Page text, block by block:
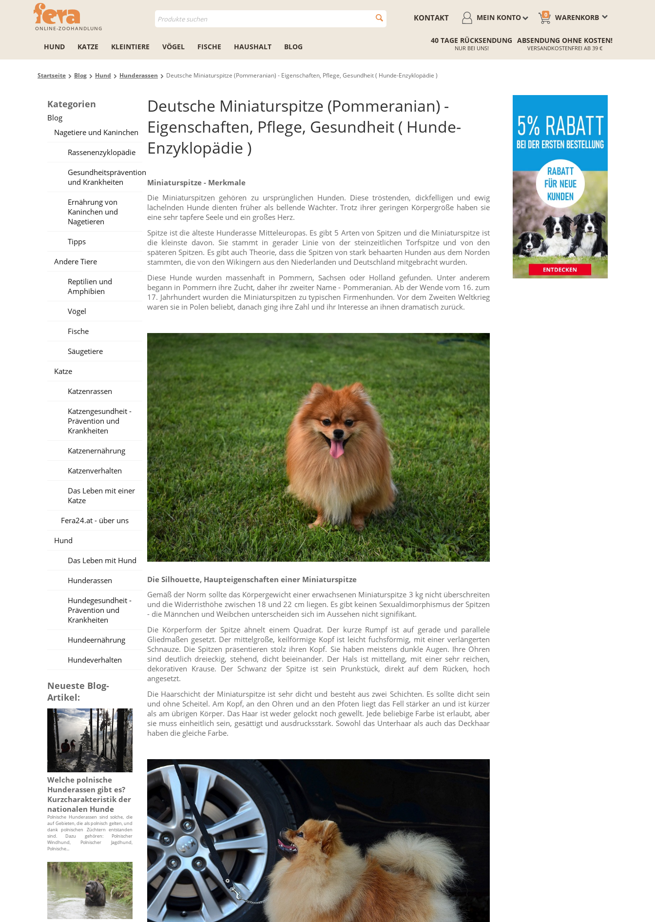
ONLINE-ZOOHANDLUNG
WARENKORB
0
MEIN KONTO
KONTAKT
HUND KATZE KLEINTIERE VÖGEL FISCHE HAUSHALT BLOG
40 TAGE RÜCKSENDUNG
NUR BEI UNS!
ABSENDUNG OHNE KOSTEN!
VERSANDKOSTENFREI AB 39 €
Startseite Blog Hund Hunderassen Deutsche Miniaturspitze (Pommeranian) - Eigenschaften, Pflege, Gesundheit ( Hunde-Enzyklopädie )
Kategorien
Blog
Nagetiere und Kaninchen
Rassenenzyklopädie
Gesundheitsprävention
und Krankheiten
Ernährung von
Kaninchen und
Nagetieren
Tipps
Andere Tiere
Reptilien und
Amphibien
Vögel
Fische
Säugetiere
Katze
Katzenrassen
Katzengesundheit -
Prävention und
Krankheiten
Katzenernährung
Katzenverhalten
Das Leben mit einer
Katze
Fera24.at - über uns
Hund
Das Leben mit Hund
Hunderassen
Hundegesundheit -
Prävention und
Krankheiten
Hundeernährung
Hundeverhalten
Neueste Blog-
Artikel:
Welche polnische
Hunderassen gibt es?
Kurzcharakteristik der
nationalen Hunde
Polnische Hunderassen sind solche, die
auf Gebieten, die als polnisch gelten, und
dank polnischen Züchtern entstanden
sind. Dazu gehören: Polnischer
Windhund, Polnischer Jagdhund,
Polnische...
Deutsche Miniaturspitze (Pommeranian) -
Eigenschaften, Pflege, Gesundheit ( Hunde-
Enzyklopädie )
Miniaturspitze - Merkmale
Die Miniaturspitzen gehören zu ursprünglichen Hunden. Diese tröstenden, dickfelligen und ewig
lächelnden Hunde dienten früher als bellende Wächter. Trotz ihrer geringen Körpergröße haben sie
eine sehr tapfere Seele und ein großes Herz.
Spitze ist die älteste Hunderasse Mitteleuropas. Es gibt 5 Arten von Spitzen und die Miniaturspitze ist
die kleinste davon. Sie stammt in gerader Linie von der steinzeitlichen Torfspitze und von den
späteren Spitzen. Es gibt auch Theorie, dass die Spitzen von stark behaarten Hunden aus dem Norden
stammten, die von den Wikingern aus den Niederlanden und Deutschland mitgebracht wurden.
Diese Hunde wurden massenhaft in Pommern, Sachsen oder Holland gefunden. Unter anderem
begann in Pommern ihre Zucht, daher ihr zweiter Name - Pommeranian. Ab der Wende vom 16. zum
17. Jahrhundert wurden die Miniaturspitzen zu typischen Firmenhunden. Vor dem Zweiten Weltkrieg
waren sie in Polen beliebt, danach ging ihre Zahl und ihr Interesse an ihnen dramatisch zurück.
Die Silhouette, Haupteigenschaften einer Miniaturspitze
Gemäß der Norm sollte das Körpergewicht einer erwachsenen Miniaturspitze 3 kg nicht überschreiten
und die Widerristhöhe zwischen 18 und 22 cm liegen. Es gibt keinen Sexualdimorphismus der Spitzen
- die Männchen und Weibchen unterscheiden sich im Aussehen nicht signifikant.
Die Körperform der Spitze ähnelt einem Quadrat. Der kurze Rumpf ist auf gerade und parallele
Gliedmaßen gesetzt. Der mittelgroße, keilförmige Kopf ist leicht fuchsförmig, mit einer verlängerten
Schnauze. Die Spitzen präsentieren stolz ihren Kopf. Sie haben meistens dunkle Augen. Ihre Ohren
sind deutlich dreieckig, stehend, dicht beieinander. Der Hals ist mittellang, mit einer sehr reichen,
dekorativen Krause. Der Schwanz der Spitze ist sein Prunkstück, direkt auf dem Rücken, hoch
angesetzt.
Die Haarschicht der Miniaturspitze ist sehr dicht und besteht aus zwei Schichten. Es sollte dicht sein
und ohne Scheitel. Am Kopf, an den Ohren und an den Pfoten liegt das Fell stärker an und ist kürzer
als am übrigen Körper. Das Haar ist weder gelockt noch gewellt. Jede beliebige Farbe ist erlaubt, aber
sie muss einheitlich sein, gesättigt und ausdrucksstark. Sowohl das Unterhaar als auch das Deckhaar
haben die gleiche Farbe.